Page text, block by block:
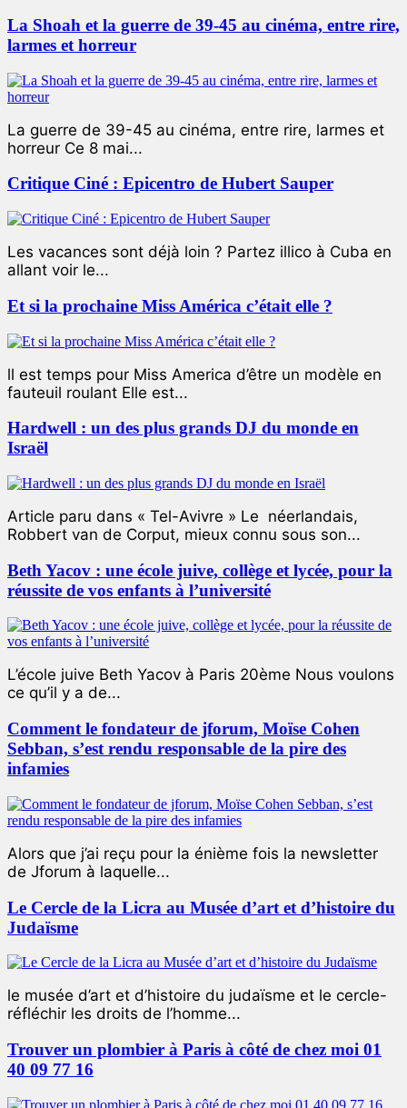
La Shoah et la guerre de 39-45 au cinéma, entre rire,
larmes et horreur
La guerre de 39-45 au cinéma, entre rire, larmes et
horreur Ce 8 mai...
Critique Ciné : Epicentro de Hubert Sauper
Les vacances sont déjà loin ? Partez illico à Cuba en
allant voir le...
Et si la prochaine Miss América c’était elle ?
ll est temps pour Miss America d’être un modèle en
fauteuil roulant Elle est...
Hardwell : un des plus grands DJ du monde en
Israël
Article paru dans « Tel-Avivre » Le néerlandais,
Robbert van de Corput, mieux connu sous son...
Beth Yacov : une école juive, collège et lycée, pour la
réussite de vos enfants à l’université
L’école juive Beth Yacov à Paris 20ème Nous voulons
ce qu’il y a de...
Comment le fondateur de jforum, Moïse Cohen
Sebban, s’est rendu responsable de la pire des
infamies
Alors que j’ai reçu pour la énième fois la newsletter
de Jforum à laquelle...
Le Cercle de la Licra au Musée d’art et d’histoire du
Judaïsme
le musée d’art et d’histoire du judaïsme et le cercle-
réfléchir les droits de l’homme...
Trouver un plombier à Paris à côté de chez moi 01
40 09 77 16